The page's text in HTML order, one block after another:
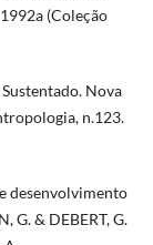
(Coleção
Sustentado. Nova
n.123.
desenvolvimento
G. & DEBERT, G.